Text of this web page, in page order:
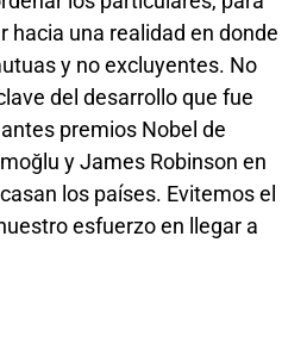
hacia una realidad en donde
y no excluyentes. No
del desarrollo que fue
premios Nobel de
y James Robinson en
los países. Evitemos el
esfuerzo en llegar a